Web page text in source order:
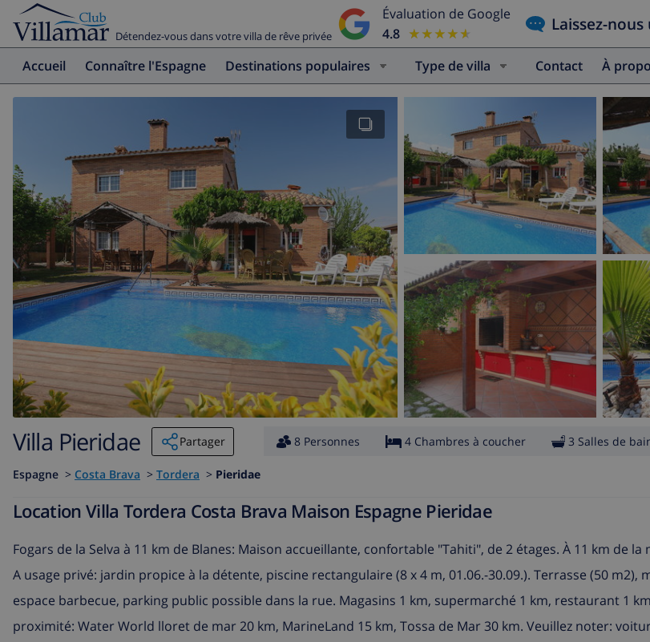
Détendez-vous dans votre villa de rêve privée
Évaluation de Google
4.8 ★★★★★
★★★★★ Laissez-
Accueil Connaître l'Espagne Destinations populaires Type de villa Contact À
Villa Pieridae Partager 8 Personnes 4 Chambres à coucher 3 Salles de
Espagne > Costa Brava > Tordera > Pieridae
Location Villa Tordera Costa Brava Maison Espagne Pieridae
Fogars de la Selva à 11 km de Blanes: Maison accueillante, confortable "Tahiti", de 2 étages. À 11 km de la
A usage privé: jardin propice à la détente, piscine rectangulaire (8 x 4 m, 01.06.-30.09.). Terrasse (50 m2),
espace barbecue, parking public possible dans la rue. Magasins 1 km, supermarché 1 km, restaurant 1
proximité: Water World lloret de mar 20 km, MarineLand 15 km, Tossa de Mar 30 km. Veuillez noter: